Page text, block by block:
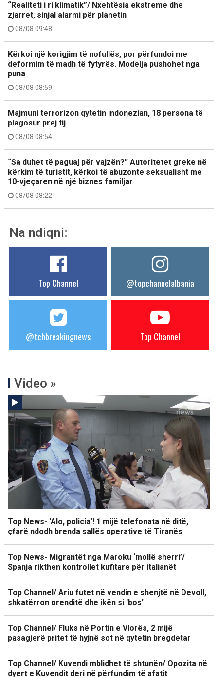
“Realiteti i ri klimatik”/ Nxehtësia ekstreme dhe
zjarret, sinjal alarmi për planetin
08/08 09:48
Kërkoi një korigjim të nofullës, por përfundoi me
deformim të madh të fytyrës. Modelja pushohet nga
puna
08/08 08:59
Majmuni terrorizon qytetin indonezian, 18 persona të
plagosur prej tij
08/08 08:54
“Sa duhet të paguaj për vajzën?” Autoritetet greke në
kërkim të turistit, kërkoi të abuzonte seksualisht me
10-vjeçaren në një biznes familjar
08/08 08:22
Na ndiqni:
Top Channel @topchannelalbania
@tchbreakingnews Top Channel
Video »
Top News- ‘Alo, policia’! 1 mijë telefonata në ditë,
çfarë ndodh brenda sallës operative të Tiranës
Top News- Migrantët nga Maroku ‘mollë sherri’/
Spanja rikthen kontrollet kufitare për italianët
Top Channel/ Ariu futet në vendin e shenjtë në Devoll,
shkatërron orenditë dhe ikën si ‘bos’
Top Channel/ Fluks në Portin e Vlorës, 2 mijë
pasagjerë pritet të hyjnë sot në qytetin bregdetar
Top Channel/ Kuvendi mblidhet të shtunën/ Opozita në
dyert e Kuvendit deri në përfundim të afatit